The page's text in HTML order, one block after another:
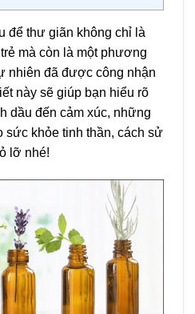
để thư giãn không chỉ là
mà còn là một phương
nhiên đã được công nhận
này sẽ giúp bạn hiểu rõ
dầu đến cảm xúc, những
sức khỏe tinh thần, cách sử
lỡ nhé!